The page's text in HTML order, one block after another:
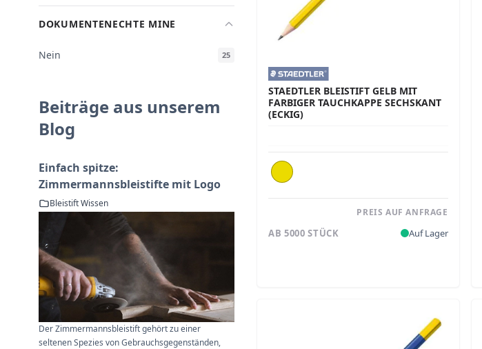
DOKUMENTENECHTE MINE
Nein 25
STAEDTLER BLEISTIFT GELB MIT
FARBIGER TAUCHKAPPE SECHSKANT
(ECKIG)
PREIS AUF ANFRAGE
AB 5000 STÜCK Auf Lager
Beiträge aus unserem
Blog
Einfach spitze:
Zimmermannsbleistifte mit Logo
Bleistift Wissen
Der Zimmermannsbleistift gehört zu einer
seltenen Spezies von Gebrauchsgegenständen,